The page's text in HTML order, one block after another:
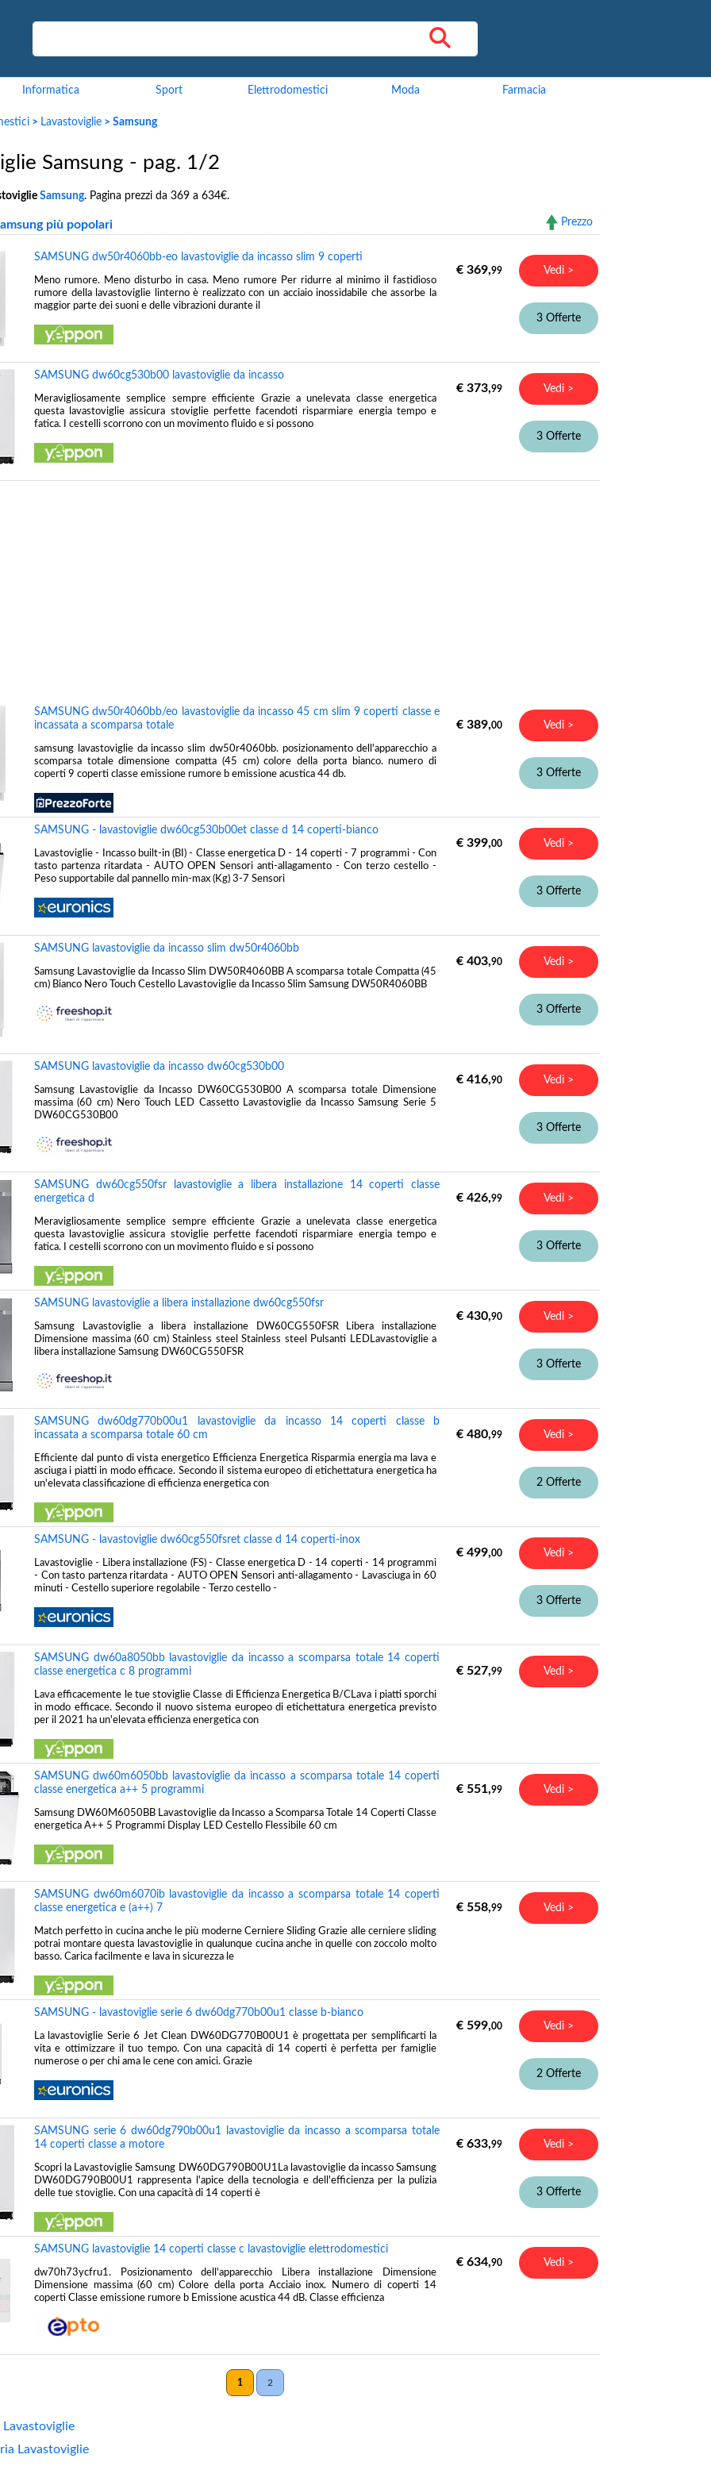
Informatica Sport Elettrodomestici Moda Farmacia
> Lavastoviglie > Samsung
Samsung - pag. 1/2
Samsung. Pagina prezzi da 369 a 634€.
più popolari Prezzo
SAMSUNG dw50r4060bb-eo lavastoviglie da incasso slim 9 coperti
Meno rumore. Meno disturbo in casa. Meno rumore Per ridurre al minimo il fastidioso
rumore della lavastoviglie linterno è realizzato con un acciaio inossidabile che assorbe la
maggior parte dei suoni e delle vibrazioni durante il
€ 369,99 Vedi >
3 Offerte
SAMSUNG dw60cg530b00 lavastoviglie da incasso
Meravigliosamente semplice sempre efficiente Grazie a unelevata classe energetica
questa lavastoviglie assicura stoviglie perfette facendoti risparmiare energia tempo e
fatica. I cestelli scorrono con un movimento fluido e si possono
€ 373,99 Vedi >
3 Offerte
SAMSUNG dw50r4060bb/eo lavastoviglie da incasso 45 cm slim 9 coperti classe e
incassata a scomparsa totale
samsung lavastoviglie da incasso slim dw50r4060bb. posizionamento dell'apparecchio a
scomparsa totale dimensione compatta (45 cm) colore della porta bianco. numero di
coperti 9 coperti classe emissione rumore b emissione acustica 44 db.
€ 389,00 Vedi >
3 Offerte
SAMSUNG - lavastoviglie dw60cg530b00et classe d 14 coperti-bianco
Lavastoviglie - Incasso built-in (BI) - Classe energetica D - 14 coperti - 7 programmi - Con
tasto partenza ritardata - AUTO OPEN Sensori anti-allagamento - Con terzo cestello -
Peso supportabile dal pannello min-max (Kg) 3-7 Sensori
€ 399,00 Vedi >
3 Offerte
SAMSUNG lavastoviglie da incasso slim dw50r4060bb
Samsung Lavastoviglie da Incasso Slim DW50R4060BB A scomparsa totale Compatta (45
cm) Bianco Nero Touch Cestello Lavastoviglie da Incasso Slim Samsung DW50R4060BB
€ 403,90 Vedi >
3 Offerte
SAMSUNG lavastoviglie da incasso dw60cg530b00
Samsung Lavastoviglie da Incasso DW60CG530B00 A scomparsa totale Dimensione
massima (60 cm) Nero Touch LED Cassetto Lavastoviglie da Incasso Samsung Serie 5
DW60CG530B00
€ 416,90 Vedi >
3 Offerte
SAMSUNG dw60cg550fsr lavastoviglie a libera installazione 14 coperti classe
energetica d
Meravigliosamente semplice sempre efficiente Grazie a unelevata classe energetica
questa lavastoviglie assicura stoviglie perfette facendoti risparmiare energia tempo e
fatica. I cestelli scorrono con un movimento fluido e si possono
€ 426,99 Vedi >
3 Offerte
SAMSUNG lavastoviglie a libera installazione dw60cg550fsr
Samsung Lavastoviglie a libera installazione DW60CG550FSR Libera installazione
Dimensione massima (60 cm) Stainless steel Stainless steel Pulsanti LEDLavastoviglie a
libera installazione Samsung DW60CG550FSR
€ 430,90 Vedi >
3 Offerte
SAMSUNG dw60dg770b00u1 lavastoviglie da incasso 14 coperti classe b
incassata a scomparsa totale 60 cm
Efficiente dal punto di vista energetico Efficienza Energetica Risparmia energia ma lava e
asciuga i piatti in modo efficace. Secondo il sistema europeo di etichettatura energetica ha
un'elevata classificazione di efficienza energetica con
€ 480,99 Vedi >
2 Offerte
SAMSUNG - lavastoviglie dw60cg550fsret classe d 14 coperti-inox
Lavastoviglie - Libera installazione (FS) - Classe energetica D - 14 coperti - 14 programmi
- Con tasto partenza ritardata - AUTO OPEN Sensori anti-allagamento - Lavasciuga in 60
minuti - Cestello superiore regolabile - Terzo cestello -
€ 499,00 Vedi >
3 Offerte
SAMSUNG dw60a8050bb lavastoviglie da incasso a scomparsa totale 14 coperti
classe energetica c 8 programmi
Lava efficacemente le tue stoviglie Classe di Efficienza Energetica B/CLava i piatti sporchi
in modo efficace. Secondo il nuovo sistema europeo di etichettatura energetica previsto
per il 2021 ha un'elevata efficienza energetica con
€ 527,99 Vedi >
SAMSUNG dw60m6050bb lavastoviglie da incasso a scomparsa totale 14 coperti
classe energetica a++ 5 programmi
Samsung DW60M6050BB Lavastoviglie da Incasso a Scomparsa Totale 14 Coperti Classe
energetica A++ 5 Programmi Display LED Cestello Flessibile 60 cm
€ 551,99 Vedi >
SAMSUNG dw60m6070ib lavastoviglie da incasso a scomparsa totale 14 coperti
classe energetica e (a++) 7
Match perfetto in cucina anche le più moderne Cerniere Sliding Grazie alle cerniere sliding
potrai montare questa lavastoviglie in qualunque cucina anche in quelle con zoccolo molto
basso. Carica facilmente e lava in sicurezza le
€ 558,99 Vedi >
SAMSUNG - lavastoviglie serie 6 dw60dg770b00u1 classe b-bianco
La lavastoviglie Serie 6 Jet Clean DW60DG770B00U1 è progettata per semplificarti la
vita e ottimizzare il tuo tempo. Con una capacità di 14 coperti è perfetta per famiglie
numerose o per chi ama le cene con amici. Grazie
€ 599,00 Vedi >
2 Offerte
SAMSUNG serie 6 dw60dg790b00u1 lavastoviglie da incasso a scomparsa totale
14 coperti classe a motore
Scopri la Lavastoviglie Samsung DW60DG790B00U1La lavastoviglie da incasso Samsung
DW60DG790B00U1 rappresenta l'apice della tecnologia e dell'efficienza per la pulizia
delle tue stoviglie. Con una capacità di 14 coperti è
€ 633,99 Vedi >
3 Offerte
SAMSUNG lavastoviglie 14 coperti classe c lavastoviglie elettrodomestici
dw70h73ycfru1. Posizionamento dell'apparecchio Libera installazione Dimensione
Dimensione massima (60 cm) Colore della porta Acciaio inox. Numero di coperti 14
coperti Classe emissione rumore b Emissione acustica 44 dB. Classe efficienza
€ 634,90 Vedi >
1 2
Lavastoviglie
Lavastoviglie